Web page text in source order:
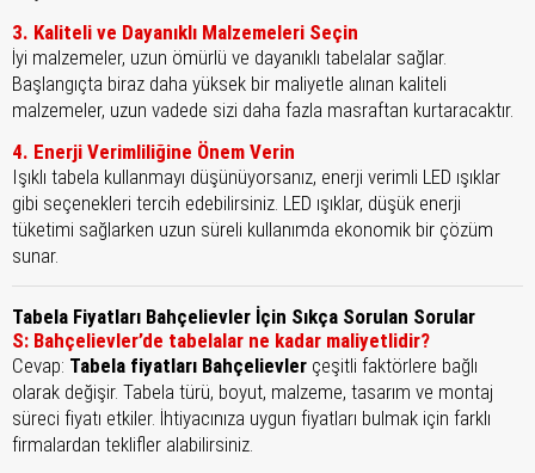
3. Kaliteli ve Dayanıklı Malzemeleri Seçin
İyi malzemeler, uzun ömürlü ve dayanıklı tabelalar sağlar.
Başlangıçta biraz daha yüksek bir maliyetle alınan kaliteli
malzemeler, uzun vadede sizi daha fazla masraftan kurtaracaktır.
4. Enerji Verimliliğine Önem Verin
Işıklı tabela kullanmayı düşünüyorsanız, enerji verimli LED ışıklar
gibi seçenekleri tercih edebilirsiniz. LED ışıklar, düşük enerji
tüketimi sağlarken uzun süreli kullanımda ekonomik bir çözüm
sunar.
Tabela Fiyatları Bahçelievler İçin Sıkça Sorulan Sorular
S: Bahçelievler’de tabelalar ne kadar maliyetlidir?
Cevap: Tabela fiyatları Bahçelievler çeşitli faktörlere bağlı
olarak değişir. Tabela türü, boyut, malzeme, tasarım ve montaj
süreci fiyatı etkiler. İhtiyacınıza uygun fiyatları bulmak için farklı
firmalardan teklifler alabilirsiniz.